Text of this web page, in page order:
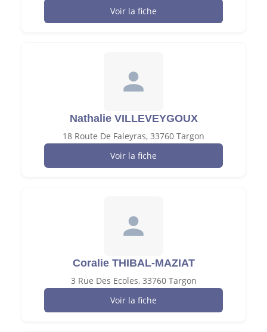
Voir la fiche
Nathalie VILLEVEYGOUX
18 Route De Faleyras, 33760 Targon
Voir la fiche
Coralie THIBAL-MAZIAT
3 Rue Des Ecoles, 33760 Targon
Voir la fiche